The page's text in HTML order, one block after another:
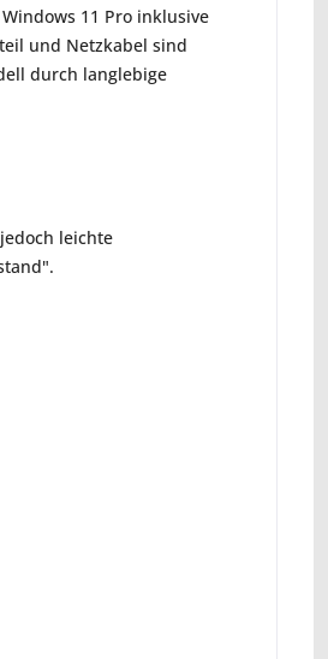
11 Pro inklusive
und Netzkabel sind
durch langlebige
leichte